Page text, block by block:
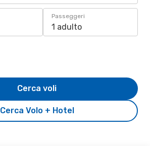
Passeggeri
1 adulto
Cerca Volo + Hotel
Cerca voli